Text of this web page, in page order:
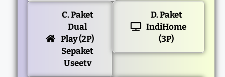
C. Paket
Dual
Play (2P)
Sepaket
Useetv
D. Paket
IndiHome
(3P)